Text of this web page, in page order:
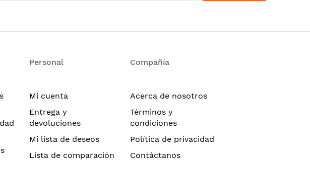
Personal
Mi cuenta
Entrega y
devoluciones
Mi lista de deseos
Lista de comparación
Compañía
Acerca de nosotros
Términos y
condiciones
Política de privacidad
Contáctanos